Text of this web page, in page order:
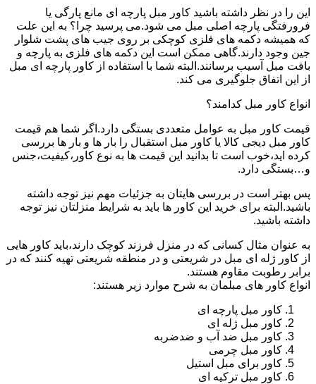
این را در نظر داشته باشید کاور مبل پارچه ای مانع پارگی یا
فرورفتگی پارچه اصلی مبل می شود.می پرسید چرا؟ به این علت
که همیشه دکمه های فلزی کوچکی بر روی جیب های پشت شلوار
جین وجود دارند.گاهی ممکن است این دکمه های فلزی به پارچه و
بافت مبل آسیب برسانند.البته شما با استفاده از کاور پارچه ای مبل
از این اتفاق جلوگیری می کند.
انواع کاور مبل کدامند؟
قیمت کاور مبل به عوامل متعددی بستگی دارد.اگر شما هم قیمت
کاور مبل دیجی کالا یا کاور مبل استقبال را بار ها و بار ها بررسی
کرده اید،خوب است تا بدانید این قیمت ها به نوع کاور،کیفیت،جنس
و…بستگی دارد.
پس بهتر است در بررسی هایتان به جزئیات مهم نیز توجه داشته
باشید.البته برای خرید این کاور ها باید به شرایط منزلتان نیز توجه
داشته باشید.
به عنوان مثال کسانی که در منزل فرزند کوچک دارند،باید کاور هایی
از کاور ژله ای مبل در شریعتی و در منطقه شریعتی تهیه کنند که در
برابر رطوبت مقاوم هستند.
انواع کاور های مبلمان به شرح موارد زیر هستند:
کاور مبل پارچه ای
کاور مبل ژله ای
کاور مبل ضد آب و ضدضربه
کاور مبل چرمی
کاور برای مبل استیل
کاور مبل ترکیه ای